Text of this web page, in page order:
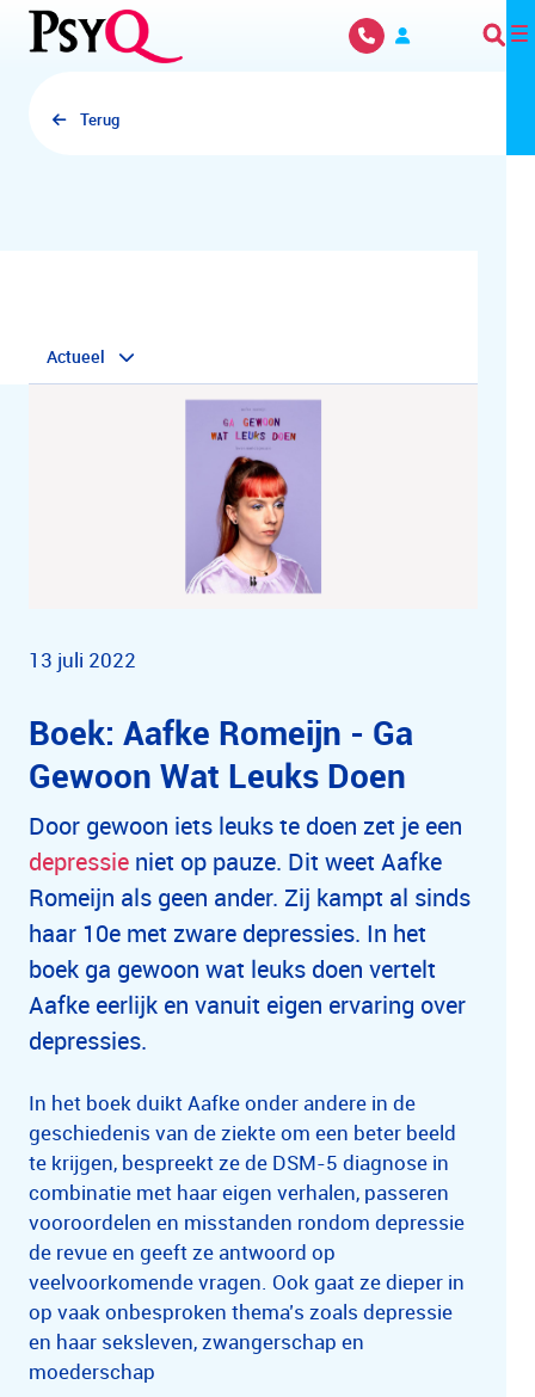
Overslaan en naar hoofdinhoud gaan
Terug
Actueel
13 juli 2022
Boek: Aafke Romeijn - Ga
Gewoon Wat Leuks Doen
Door gewoon iets leuks te doen zet je een
depressie niet op pauze. Dit weet Aafke
Romeijn als geen ander. Zij kampt al sinds
haar 10e met zware depressies. In het
boek ga gewoon wat leuks doen vertelt
Aafke eerlijk en vanuit eigen ervaring over
depressies.
In het boek duikt Aafke onder andere in de
geschiedenis van de ziekte om een beter beeld
te krijgen, bespreekt ze de DSM-5 diagnose in
combinatie met haar eigen verhalen, passeren
vooroordelen en misstanden rondom depressie
de revue en geeft ze antwoord op
veelvoorkomende vragen. Ook gaat ze dieper in
op vaak onbesproken thema’s zoals depressie
en haar seksleven, zwangerschap en
moederschap